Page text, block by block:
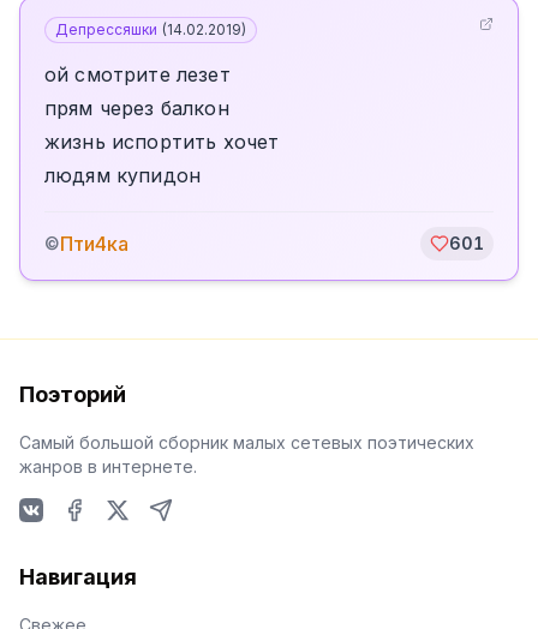
Депрессяшки (14.02.2019)
ой смотрите лезет
прям через балкон
жизнь испортить хочет
людям купидон
©Пти4ка 601
Поэторий
Самый большой сборник малых сетевых поэтических
жанров в интернете.
Навигация
Свежее